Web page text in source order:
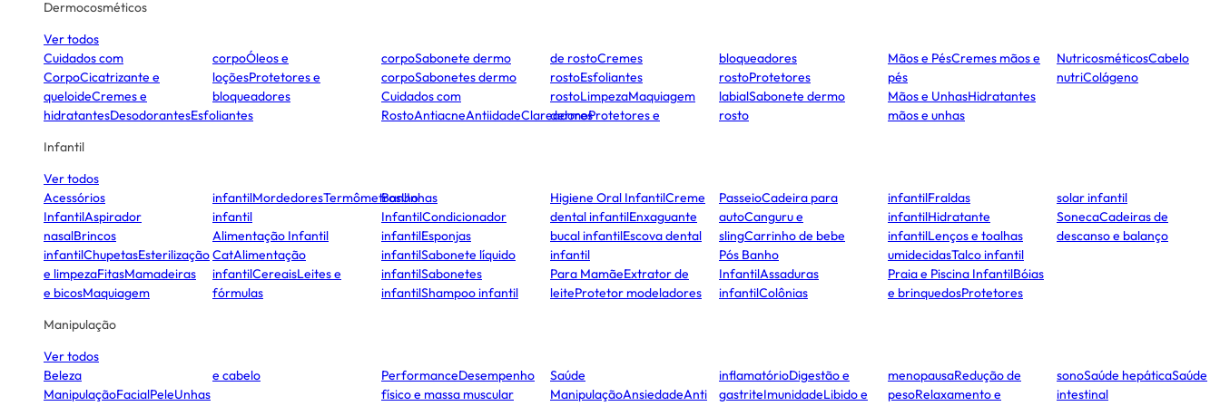
Dermocosméticos
Ver todos
Cuidados com
CorpoCicatrizante e
queloideCremes e
hidratantesDesodorantesEsfoliantes
corpoÓleos e
loçõesProtetores e
bloqueadores
corpoSabonete dermo
corpoSabonetes dermo
Cuidados com
RostoAntiacneAntiidadeClareadores
de rostoCremes
rostoEsfoliantes
rostoLimpezaMaquiagem
dermoProtetores e
bloqueadores
rostoProtetores
labialSabonete dermo
rosto
Mãos e PésCremes mãos e
pés
Mãos e UnhasHidratantes
mãos e unhas
NutricosméticosCabelo
nutriColágeno
Infantil
Ver todos
Acessórios
InfantilAspirador
nasalBrincos
infantilChupetasEsterilização
e limpezaFitasMamadeiras
e bicosMaquiagem
infantilMordedoresTermômetrosUnhas
infantil
Alimentação Infantil
CatAlimentação
infantilCereaisLeites e
fórmulas
Banho
InfantilCondicionador
infantilEsponjas
infantilSabonete líquido
infantilSabonetes
infantilShampoo infantil
Higiene Oral InfantilCreme
dental infantilEnxaguante
bucal infantilEscova dental
infantil
Para MamãeExtrator de
leiteProtetor modeladores
PasseioCadeira para
autoCanguru e
slingCarrinho de bebe
Pós Banho
InfantilAssaduras
infantilColônias
infantilFraldas
infantilHidratante
infantilLenços e toalhas
umidecidasTalco infantil
Praia e Piscina InfantilBóias
e brinquedosProtetores
solar infantil
SonecaCadeiras de
descanso e balanço
Manipulação
Ver todos
Beleza
ManipulaçãoFacialPeleUnhas
e cabelo PerformanceDesempenho
físico e massa muscular
Saúde
ManipulaçãoAnsiedadeAnti
inflamatórioDigestão e
gastriteImunidadeLibido e
menopausaRedução de
pesoRelaxamento e
sonoSaúde hepáticaSaúde
intestinal